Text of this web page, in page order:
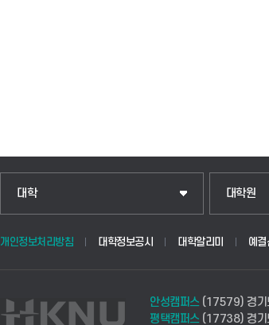
대학
인문융합공공인재학부
법경영학부
식물자원조경학부
대학원
일반대학원
산업대학
경영대학
개인정보처리방침 대학정보공시 대학알리미 예결
안성캠퍼스(17579) 경기
평택캠퍼스(17738) 경기